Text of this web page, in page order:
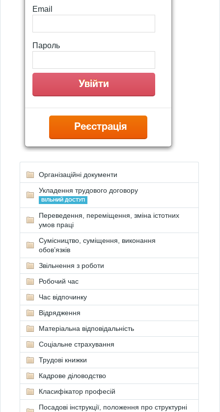
Email
Пароль
Реєстрація
Організаційні документи
Укладення трудового договору
ВІЛЬНИЙ ДОСТУП
Переведення, переміщення, зміна істотних
умов праці
Сумісництво, суміщення, виконання
обов’язків
Звільнення з роботи
Робочий час
Час відпочинку
Відрядження
Матеріальна відповідальність
Соціальне страхування
Трудові книжки
Кадрове діловодство
Класифікатор професій
Посадові інструкції, положення про структурні